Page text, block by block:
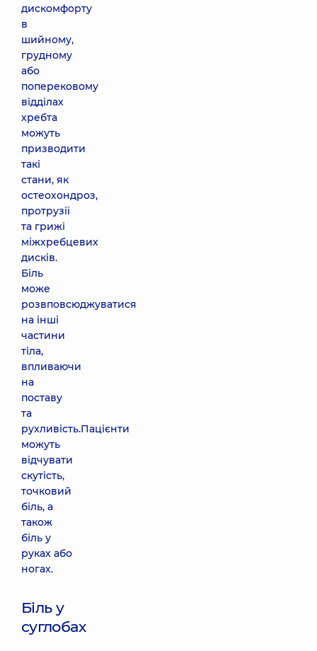
дискомфорту
в
шийному,
грудному
або
поперековому
відділах
хребта
можуть
призводити
такі
стани, як
остеохондроз,
протрузії
та грижі
міжхребцевих
дисків.
Біль
може
розвповсюджуватися
на інші
частини
тіла,
впливаючи
на
поставу
та
рухливість.Пацієнти
можуть
відчувати
скутість,
точковий
біль, а
також
біль у
руках або
ногах.
Біль у
суглобах